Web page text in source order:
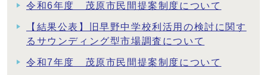
令和6年度 茂原市民間提案制度について
【結果公表】旧早野中学校利活用の検討に関す
るサウンディング型市場調査について
令和7年度 茂原市民間提案制度について